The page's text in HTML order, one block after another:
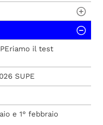
"di
27 - I anno
"di
27 - IV anno
Superiore "di
27 - II anno -
il test
SUPE
e 1° febbraio